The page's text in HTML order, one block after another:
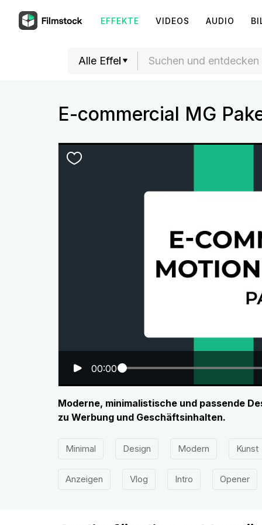
EFFEKTE VIDEOS AUDIO
E-commercial MG
00:00
Moderne, minimalistische und passende
zu Werbung und Geschäftsinhalten.
Minimal Design Modern Kunst
Anzeigen Vlog Intro Opener